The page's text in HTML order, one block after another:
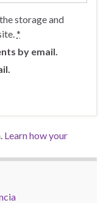
storage and
*
by email.
Learn how your